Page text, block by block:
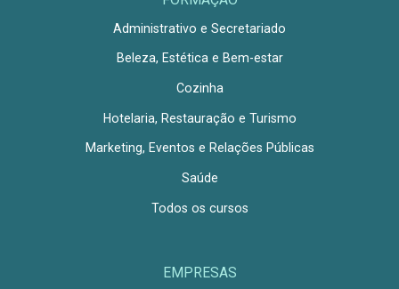
Administrativo e Secretariado
Beleza, Estética e Bem-estar
Cozinha
Hotelaria, Restauração e Turismo
Marketing, Eventos e Relações Públicas
Saúde
Todos os cursos
EMPRESAS